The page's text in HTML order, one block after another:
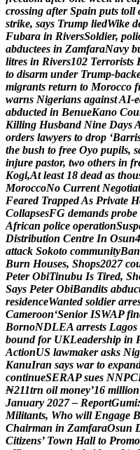
crossing after Spain puts toll
strike, says Trump liedWike d
Fubara in RiversSoldier, poli
abductees in ZamfaraNavy b
litres in Rivers102 Terrorists
to disarm under Trump-back
migrants return to Morocco f
warns Nigerians againstAI-e
abducted in BenueKano Cou
Killing Husband Nine DaysA
orders lawyers to drop ‘Barri
the bush to free Oyo pupils, s
injure pastor, two others in fr
Kogi,At least 18 dead as thou
MoroccoNo Current Negotiat
Feared TrappedAs Private H
CollapsesFG demands probe
African police operationSusp
Distribution Centre In Osun4
attack Sokoto communityBan
Burn Houses, Shops2027 co
Peter ObiTinubu Is Tired, Sh
Says Peter ObiBandits abduc
residenceWanted soldier arre
Cameroon‘Senior ISWAP fin
BornoNDLEA arrests Lagos
bound for UKLeadership in
ActionUS lawmaker asks Nig
KanuIran says war to expan
continueSERAP sues NNPC
₦211trn oil money’16 million
January 2027 – ReportGumi:
Militants, Who will Engage B
Chairman in ZamfaraOsun
Citizens’ Town Hall to Promo